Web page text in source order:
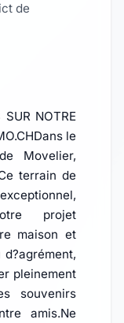
de
SUR NOTRE
le
Movelier,
terrain de
projet
maison et
pleinement
souvenirs
amis.Ne